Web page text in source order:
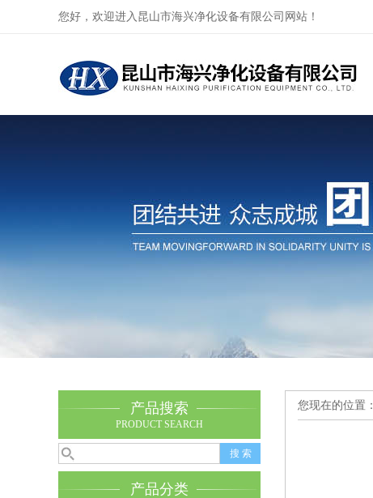
您好，欢迎进入昆山市海兴净化设备有限公司网站！
产品搜索
PRODUCT SEARCH
产品分类
您现在的位置：